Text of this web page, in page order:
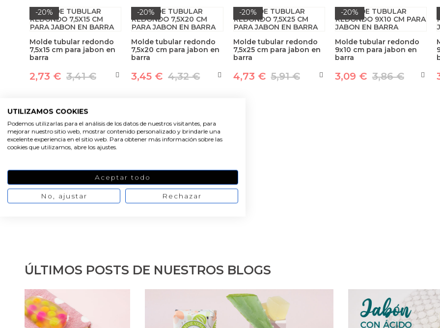
UTILIZAMOS COOKIES
Podemos utilizarlas para el análisis de los datos de nuestros visitantes, para
mejorar nuestro sitio web, mostrar contenido personalizado y brindarle una
excelente experiencia en el sitio web. Para obtener más información sobre las
cookies que utilizamos, abre los ajustes.
Aceptar todo
No, ajustar Rechazar
-20%
Molde tubular redondo
7,5x15 cm para jabon en
barra
2,73 € 3,41 €
-20%
Molde tubular redondo
7,5x20 cm para jabon en
barra
3,45 € 4,32 €
-20%
Molde tubular redondo
7,5x25 cm para jabon en
barra
4,73 € 5,91 €
-20%
Molde tubular redondo
9x10 cm para jabon en
barra
3,09 € 3,86 €
1 2
PRODUCTOS PENSADOS PARA TI
ÚLTIMOS POSTS DE NUESTROS BLOGS